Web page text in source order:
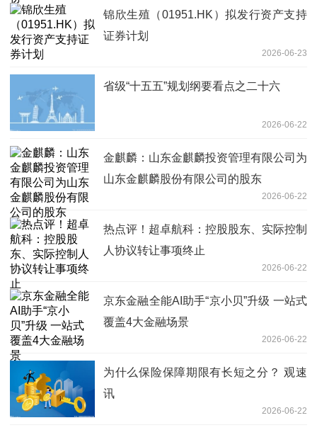
锦欣生殖（01951.HK）拟发行资产支持
证券计划
2026-06-23
省级“十五五”规划纲要看点之二十六
2026-06-22
金麒麟：山东金麒麟投资管理有限公司为
山东金麒麟股份有限公司的股东
2026-06-22
热点评！超卓航科：控股股东、实际控制
人协议转让事项终止
2026-06-22
京东金融全能AI助手“京小贝”升级 一站式
覆盖4大金融场景
2026-06-22
为什么保险保障期限有长短之分？ 观速
讯
2026-06-22